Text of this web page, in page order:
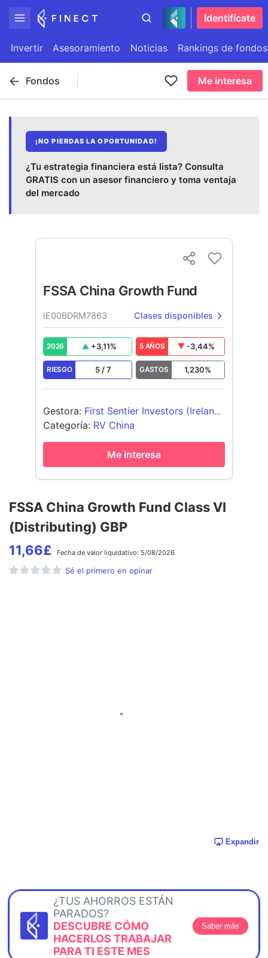
Identifícate
Invertir Asesoramiento Noticias Rankings de fondos
Fondos Me interesa
¡NO PIERDAS LA OPORTUNIDAD!
¿Tu estrategia financiera está lista? Consulta
GRATIS con un asesor financiero y toma ventaja
del mercado
FSSA China Growth Fund Class VI
(Distributing) GBP
11,66£ Fecha de valor liquidativo: 5/08/2026
Sé el primero en opinar
Expandir
¿TUS AHORROS ESTÁN
PARADOS?
DESCUBRE CÓMO
HACERLOS TRABAJAR
PARA TI ESTE MES
Saber más
FSSA China Growth Fund
IE00BDRM7863 Clases disponibles
2026 +3,11% 5 AÑOS -3,44%
RIESGO 5 /7 GASTOS 1,230%
Gestora: First Sentier Investors (Ireland)
Limited
Categoría: RV China
Me interesa